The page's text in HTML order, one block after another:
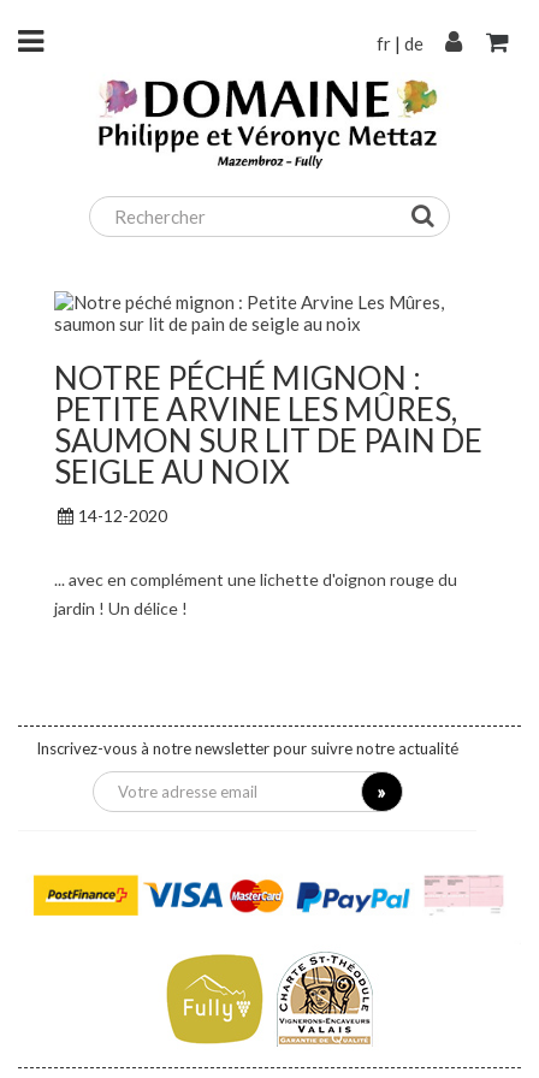
fr | de
NOTRE PÉCHÉ MIGNON :
PETITE ARVINE LES MÛRES,
SAUMON SUR LIT DE PAIN DE
SEIGLE AU NOIX
14-12-2020
... avec en complément une lichette d'oignon rouge du
jardin ! Un délice !
Inscrivez-vous à notre newsletter pour suivre notre actualité